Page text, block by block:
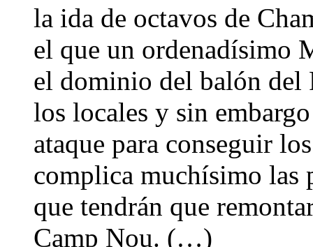
la ida de octavos de
el que un ordenadísimo
el dominio del balón del
los locales y sin
ataque para conseguir
complica muchísimo las
que tendrán que
Camp Nou. (…)